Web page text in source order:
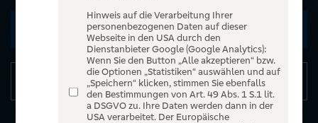
Zu den Terminen
Details
Hinweis auf die Verarbeitung Ihrer
personenbezogenen Daten auf dieser
Webseite in den USA durch den
Dienstanbieter Google (Google Analytics):
Wenn Sie den Button „Alle akzeptieren“ bzw.
die Optionen „Statistiken“ auswählen und auf
„Speichern“ klicken, stimmen Sie ebenfalls
den Bestimmungen von Art. 49 Abs. 1 S.1 lit.
a DSGVO zu. Ihre Daten werden dann in der
USA verarbeitet. Der Europäische